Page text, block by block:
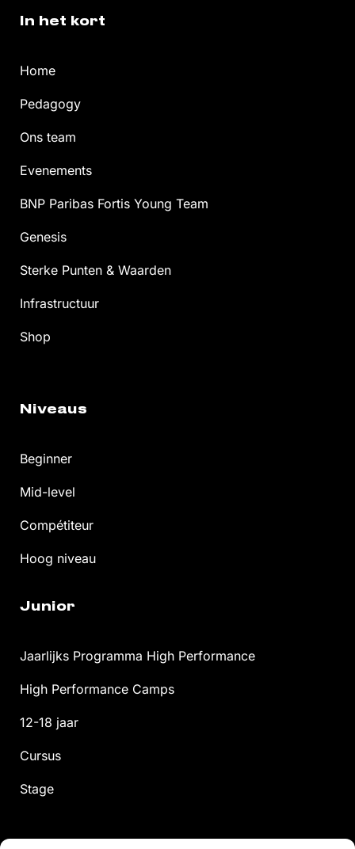
In het kort
Home
Pedagogy
Ons team
Evenements
BNP Paribas Fortis Young Team
Genesis
Sterke Punten & Waarden
Infrastructuur
Shop
Niveaus
Beginner
Mid-level
Compétiteur
Hoog niveau
Junior
Jaarlijks Programma High Performance
High Performance Camps
12-18 jaar
Cursus
Stage